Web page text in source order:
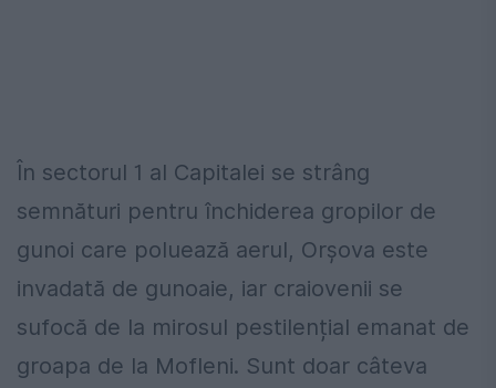
În sectorul 1 al Capitalei se strâng
semnături pentru închiderea gropilor de
gunoi care poluează aerul, Orşova este
invadată de gunoaie, iar craiovenii se
sufocă de la mirosul pestilențial emanat de
groapa de la Mofleni. Sunt doar câteva